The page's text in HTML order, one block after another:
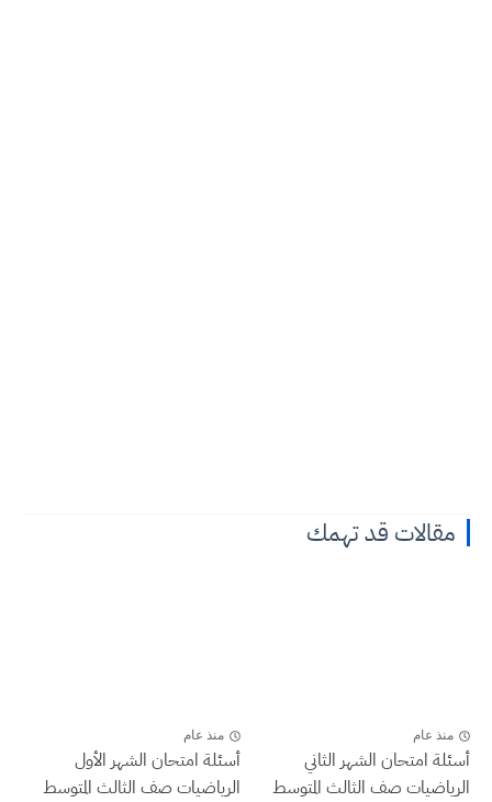
مقالات قد تهمك
منذ عام
أسئلة امتحان الشهر الثاني
الرياضيات صف الثالث المتوسط
منذ عام
أسئلة امتحان الشهر الأول
الرياضيات صف الثالث المتوسط